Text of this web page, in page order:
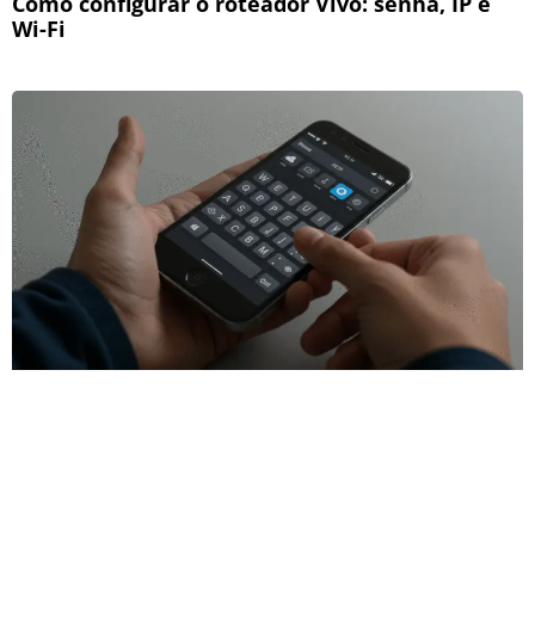
Wi-Fi